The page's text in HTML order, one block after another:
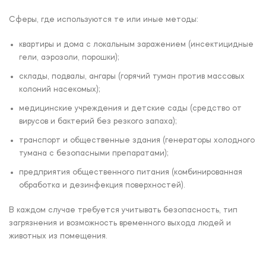
Сферы, где используются те или иные методы:
квартиры и дома с локальным заражением (инсектицидные
гели, аэрозоли, порошки);
склады, подвалы, ангары (горячий туман против массовых
колоний насекомых);
медицинские учреждения и детские сады (средство от
вирусов и бактерий без резкого запаха);
транспорт и общественные здания (генераторы холодного
тумана с безопасными препаратами);
предприятия общественного питания (комбинированная
обработка и дезинфекция поверхностей).
В каждом случае требуется учитывать безопасность, тип
загрязнения и возможность временного выхода людей и
животных из помещения.